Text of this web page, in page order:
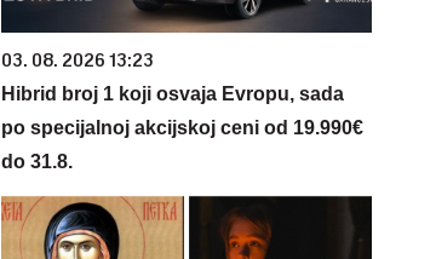
03. 08. 2026 13:23
Hibrid broj 1 koji osvaja Evropu, sada
po specijalnoj akcijskoj ceni od 19.990€
do 31.8.